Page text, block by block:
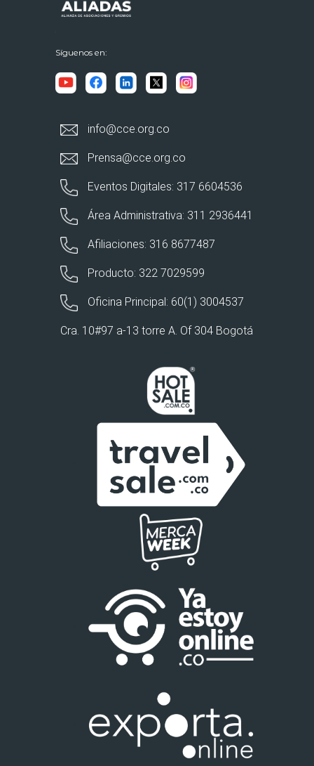
Síguenos en:
info@cce.org.co
Prensa@cce.org.co
Eventos Digitales: 317 6604536
Área Administrativa: 311 2936441
Afiliaciones: 316 8677487
Producto: 322 7029599
Oficina Principal: 60(1) 3004537
Cra. 10#97 a-13 torre A. Of 304 Bogotá